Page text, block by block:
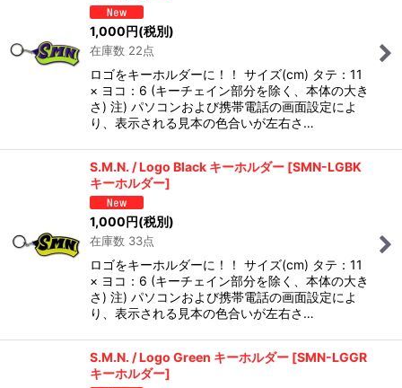
1,000円(税別)
在庫数 22点
ロゴをキーホルダーに！！ サイズ(cm) タテ：11
× ヨコ：6 (キーチェイン部分を除く、本体の大き
さ) 注) パソコンおよび携帯電話の画面設定によ
り、表示される見本の色合いが左右さ…
S.M.N. / Logo Black キーホルダー [SMN-LGBK
キーホルダー]
1,000円(税別)
在庫数 33点
ロゴをキーホルダーに！！ サイズ(cm) タテ：11
× ヨコ：6 (キーチェイン部分を除く、本体の大き
さ) 注) パソコンおよび携帯電話の画面設定によ
り、表示される見本の色合いが左右さ…
S.M.N. / Logo Green キーホルダー [SMN-LGGR
キーホルダー]